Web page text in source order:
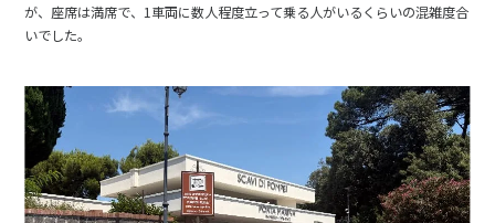
が、座席は満席で、1車両に数人程度立って乗る人がいるくらいの混雑度合
いでした。